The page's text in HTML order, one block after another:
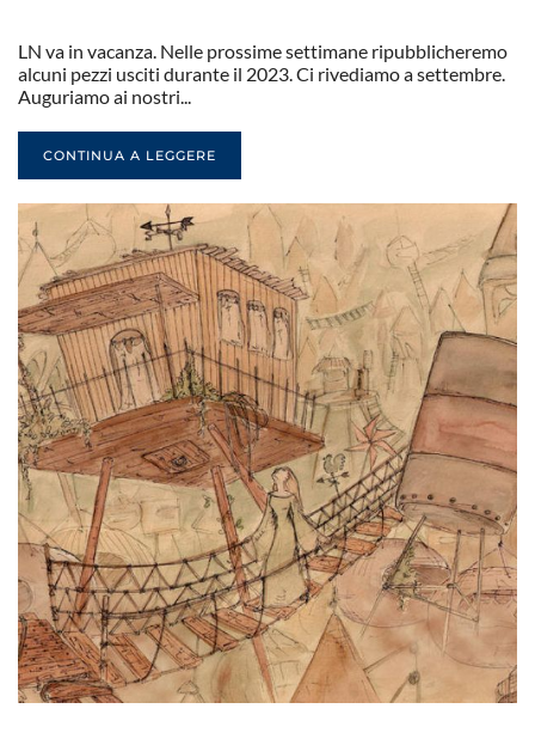
LN va in vacanza. Nelle prossime settimane ripubblicheremo
alcuni pezzi usciti durante il 2023. Ci rivediamo a settembre.
Auguriamo ai nostri...
CONTINUA A LEGGERE